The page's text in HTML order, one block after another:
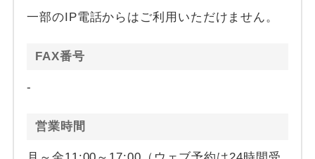
一部のIP電話からはご利用いただけません。
FAX番号
-
営業時間